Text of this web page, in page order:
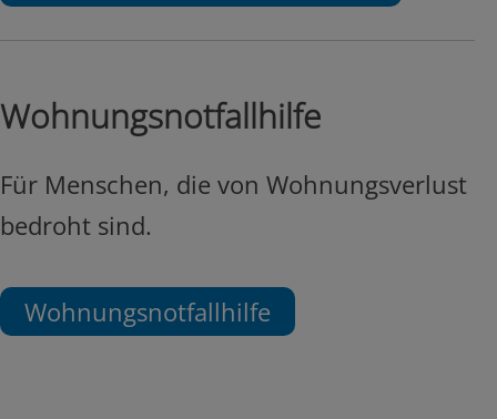
Wohnungsnotfallhilfe
Für Menschen, die von Wohnungsverlust
bedroht sind.
Wohnungsnotfallhilfe